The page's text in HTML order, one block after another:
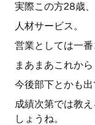
実際この方28歳、
人材サービス。
営業としては一番
まあまあこれから
今後部下とかも出
成績次第では教
しょうね。